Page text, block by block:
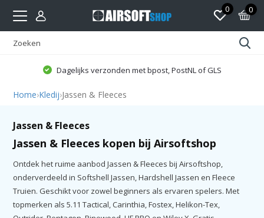
0 0
Dagelijks verzonden met bpost, PostNL of GLS
Home›Kledij›Jassen & Fleeces
Jassen & Fleeces
Jassen & Fleeces kopen bij Airsoftshop
Ontdek het ruime aanbod Jassen & Fleeces bij Airsoftshop,
onderverdeeld in Softshell Jassen, Hardshell Jassen en Fleece
Truien. Geschikt voor zowel beginners als ervaren spelers. Met
topmerken als 5.11 Tactical, Carinthia, Fostex, Helikon-Tex,